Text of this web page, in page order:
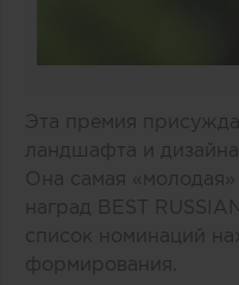
Эта премия
ландшафта и
Она самая
наград BEST
список номинаций
формирования.